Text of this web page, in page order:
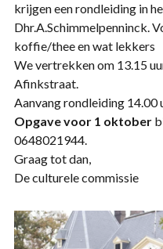
krijgen een rondleiding in
Dhr.A.Schimmelpenninck.
koffie/thee en wat lekkers
We vertrekken om 13.15
Afinkstraat.
Aanvang rondleiding 14.00
Opgave voor 1 oktober
0648021944.
Graag tot dan,
De culturele commissie